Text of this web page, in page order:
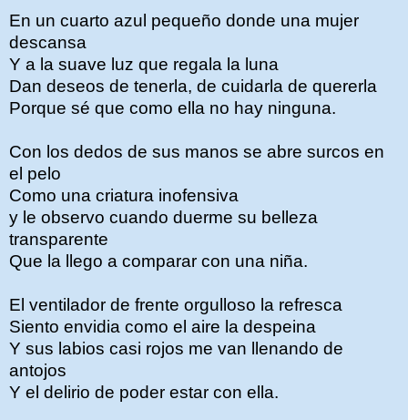
En un cuarto azul pequeño donde una mujer
descansa
Y a la suave luz que regala la luna
Dan deseos de tenerla, de cuidarla de quererla
Porque sé que como ella no hay ninguna.
Con los dedos de sus manos se abre surcos en
el pelo
Como una criatura inofensiva
y le observo cuando duerme su belleza
transparente
Que la llego a comparar con una niña.
El ventilador de frente orgulloso la refresca
Siento envidia como el aire la despeina
Y sus labios casi rojos me van llenando de
antojos
Y el delirio de poder estar con ella.